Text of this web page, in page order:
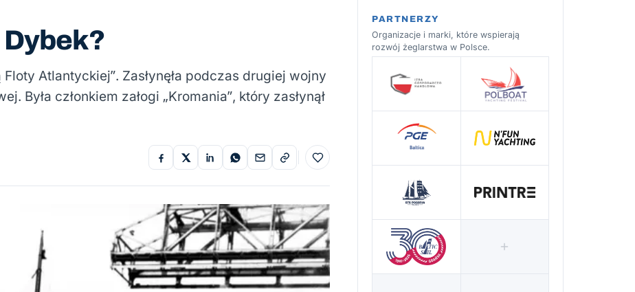
Atlantyckiej”. Zasłynęła podczas drugiej wojny
Była członkiem załogi „Kromania”, który zasłynął
Do ulubionych
PARTNERZY
Organizacje i marki, które wspierają
rozwój żeglarstwa w Polsce.